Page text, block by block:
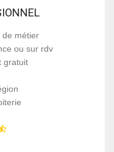
de métier
ou sur rdv
gratuit